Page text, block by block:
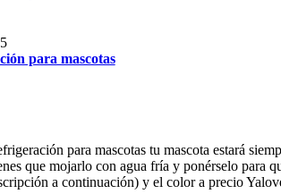
para mascotas
para mascotas tu mascota estará
que mojarlo con agua fría y ponérselo para
a continuación) y el color a precio